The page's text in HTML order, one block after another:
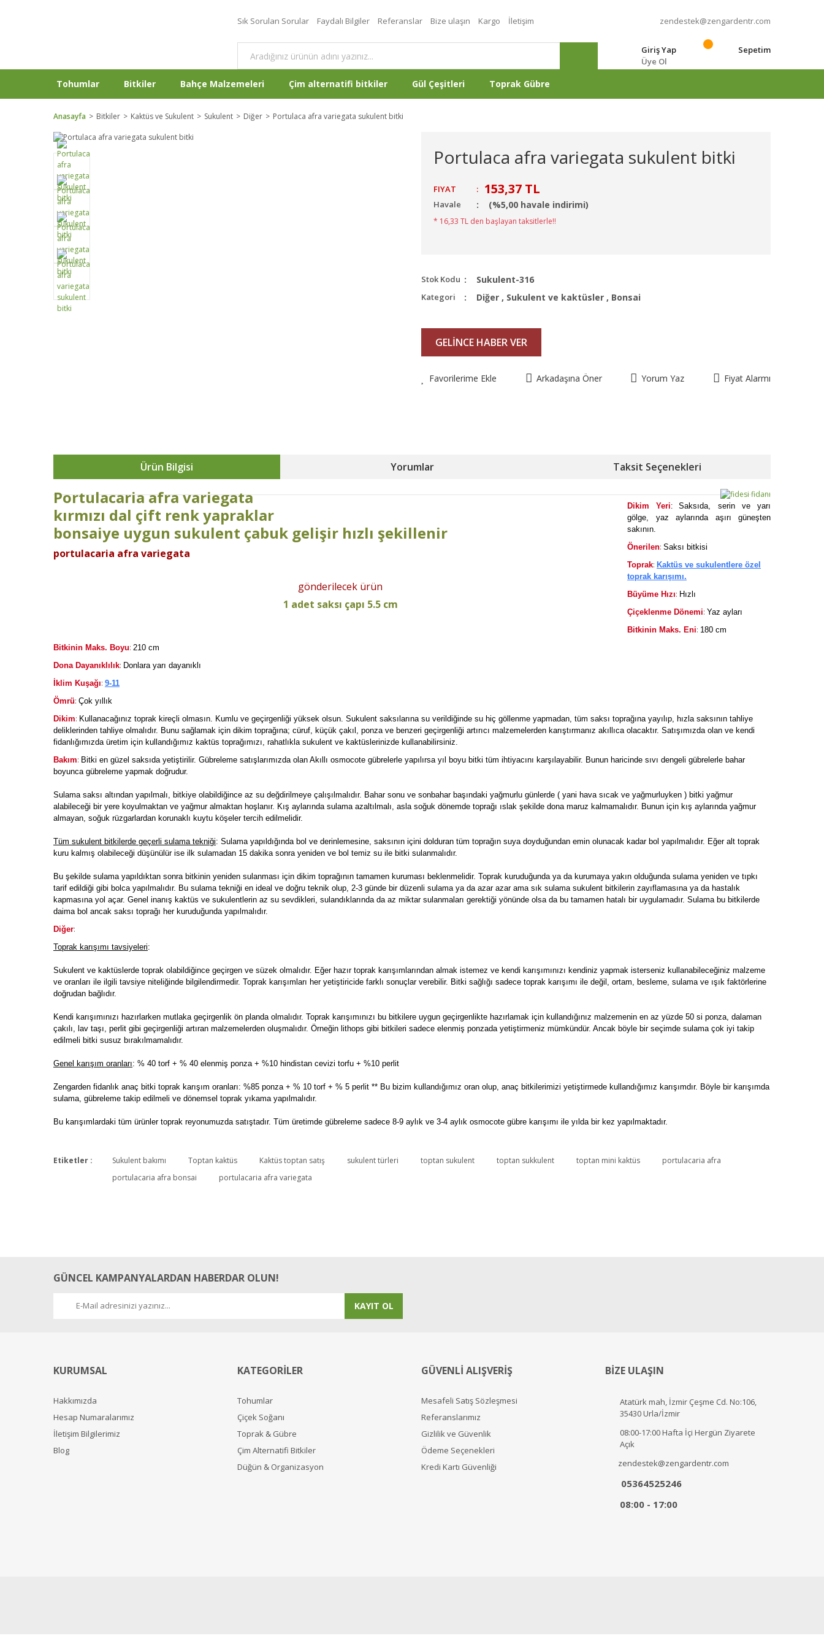
Sık Sorulan Sorular Faydalı Bilgiler Referanslar Bize ulaşın Kargo İletişim zendestek@zengardentr.com
Giriş Yap
Üye Ol
Sepetim
Tohumlar Bitkiler Bahçe Malzemeleri Çim alternatifi bitkiler Gül Çeşitleri Toprak Gübre
Anasayfa Bitkiler Kaktüs ve Sukulent Sukulent Diğer Portulaca afra variegata sukulent bitki
Portulaca afra variegata sukulent bitki
FIYAT : 153,37 TL
Havale (%5,00 havale indirimi)
* 16,33 TL den başlayan taksitlerle!!
Stok Kodu Sukulent-316
Kategori Diğer , Sukulent ve kaktüsler , Bonsai
GELİNCE HABER VER
Favorilerime Ekle Arkadaşına Öner Yorum Yaz Fiyat Alarmı
Ürün Bilgisi Yorumlar Taksit Seçenekleri
Portulacaria afra variegata
kırmızı dal çift renk yapraklar
bonsaiye uygun sukulent çabuk gelişir hızlı şekillenir
portulacaria afra variegata
gönderilecek ürün
1 adet saksı çapı 5.5 cm
Dikim Yeri:Saksıda, serin ve yarı
gölge, yaz aylarında aşırı güneşten
sakının.
Önerilen: Saksı bitkisi
Toprak: Kaktüs ve sukulentlere özel
toprak karışımı.
Büyüme Hızı: Hızlı
Çiçeklenme Dönemi: Yaz ayları
Bitkinin Maks. Eni: 180 cm
Bitkinin Maks. Boyu: 210 cm
Dona Dayanıklılık: Donlara yarı dayanıklı
İklim Kuşağı: 9-11
Ömrü: Çok yıllık
Dikim: Kullanacağınız toprak kireçli olmasın. Kumlu ve geçirgenliği yüksek olsun. Sukulent saksılarına su verildiğinde su hiç göllenme yapmadan, tüm saksı toprağına yayılıp, hızla saksının tahliye
deliklerinden tahliye olmalıdır. Bunu sağlamak için dikim toprağına; cüruf, küçük çakıl, ponza ve benzeri geçirgenliği artırıcı malzemelerden karıştırmanız akıllıca olacaktır. Satışımızda olan ve kendi
fidanlığımızda üretim için kullandığımız kaktüs toprağımızı, rahatlıkla sukulent ve kaktüslerinizde kullanabilirsiniz.
Bakım: Bitki en güzel saksıda yetiştirilir. Gübreleme satışlarımızda olan Akıllı osmocote gübrelerle yapılırsa yıl boyu bitki tüm ihtiyacını karşılayabilir. Bunun haricinde sıvı dengeli gübrelerle bahar
boyunca gübreleme yapmak doğrudur.
Sulama saksı altından yapılmalı, bitkiye olabildiğince az su değdirilmeye çalışılmalıdır. Bahar sonu ve sonbahar başındaki yağmurlu günlerde ( yani hava sıcak ve yağmurluyken ) bitki yağmur
alabileceği bir yere koyulmaktan ve yağmur almaktan hoşlanır. Kış aylarında sulama azaltılmalı, asla soğuk dönemde toprağı ıslak şekilde dona maruz kalmamalıdır. Bunun için kış aylarında yağmur
almayan, soğuk rüzgarlardan korunaklı kuytu köşeler tercih edilmelidir.
Tüm sukulent bitkilerde geçerli sulama tekniği: Sulama yapıldığında bol ve derinlemesine, saksının içini dolduran tüm toprağın suya doyduğundan emin olunacak kadar bol yapılmalıdır. Eğer alt toprak
kuru kalmış olabileceği düşünülür ise ilk sulamadan 15 dakika sonra yeniden ve bol temiz su ile bitki sulanmalıdır.
Bu şekilde sulama yapıldıktan sonra bitkinin yeniden sulanması için dikim toprağının tamamen kuruması beklenmelidir. Toprak kuruduğunda ya da kurumaya yakın olduğunda sulama yeniden ve tıpkı
tarif edildiği gibi bolca yapılmalıdır. Bu sulama tekniği en ideal ve doğru teknik olup, 2-3 günde bir düzenli sulama ya da azar azar ama sık sulama sukulent bitkilerin zayıflamasına ya da hastalık
kapmasına yol açar. Genel inanış kaktüs ve sukulentlerin az su sevdikleri, sulandıklarında da az miktar sulanmaları gerektiği yönünde olsa da bu tamamen hatalı bir uygulamadır. Sulama bu bitkilerde
daima bol ancak saksı toprağı her kuruduğunda yapılmalıdır.
Diğer:
Toprak karışımı tavsiyeleri:
Sukulent ve kaktüslerde toprak olabildiğince geçirgen ve süzek olmalıdır. Eğer hazır toprak karışımlarından almak istemez ve kendi karışımınızı kendiniz yapmak isterseniz kullanabileceğiniz malzeme
ve oranları ile ilgili tavsiye niteliğinde bilgilendirmedir. Toprak karışımları her yetiştiricide farklı sonuçlar verebilir. Bitki sağlığı sadece toprak karışımı ile değil, ortam, besleme, sulama ve ışık faktörlerine
doğrudan bağlıdır.
Kendi karışımınızı hazırlarken mutlaka geçirgenlik ön planda olmalıdır. Toprak karışımınızı bu bitkilere uygun geçirgenlikte hazırlamak için kullandığınız malzemenin en az yüzde 50 si ponza, dalaman
çakılı, lav taşı, perlit gibi geçirgenliği artıran malzemelerden oluşmalıdır. Örneğin lithops gibi bitkileri sadece elenmiş ponzada yetiştirmeniz mümkündür. Ancak böyle bir seçimde sulama çok iyi takip
edilmeli bitki susuz bırakılmamalıdır.
Genel karışım oranları: % 40 torf + % 40 elenmiş ponza + %10 hindistan cevizi torfu + %10 perlit
Zengarden fidanlık anaç bitki toprak karışım oranları: %85 ponza + % 10 torf + % 5 perlit ** Bu bizim kullandığımız oran olup, anaç bitkilerimizi yetiştirmede kullandığımız karışımdır. Böyle bir karışımda
sulama, gübreleme takip edilmeli ve dönemsel toprak yıkama yapılmalıdır.
Bu karışımlardaki tüm ürünler toprak reyonumuzda satıştadır. Tüm üretimde gübreleme sadece 8-9 aylık ve 3-4 aylık osmocote gübre karışımı ile yılda bir kez yapılmaktadır.
Etiketler : Sukulent bakımı Toptan kaktüs Kaktüs toptan satış sukulent türleri toptan sukulent toptan sukkulent toptan mini kaktüs
portulacaria afra
portulacaria afra bonsai
portulacaria afra variegata
GÜNCEL KAMPANYALARDAN HABERDAR OLUN!
KAYIT OL
KURUMSAL
Hakkımızda
Hesap Numaralarımız
İletişim Bilgilerimiz
Blog
KATEGORİLER
Tohumlar
Çiçek Soğanı
Toprak & Gübre
Çim Alternatifi Bitkiler
Düğün & Organizasyon
GÜVENLİ ALIŞVERİŞ
Mesafeli Satış Sözleşmesi
Referanslarımız
Gizlilik ve Güvenlik
Ödeme Seçenekleri
Kredi Kartı Güvenliği
BİZE ULAŞIN
Atatürk mah, İzmir Çeşme Cd. No:106,
35430 Urla/İzmir
08:00-17:00 Hafta İçi Hergün Ziyarete
Açık
zendestek@zengardentr.com
05364525246
08:00 - 17:00